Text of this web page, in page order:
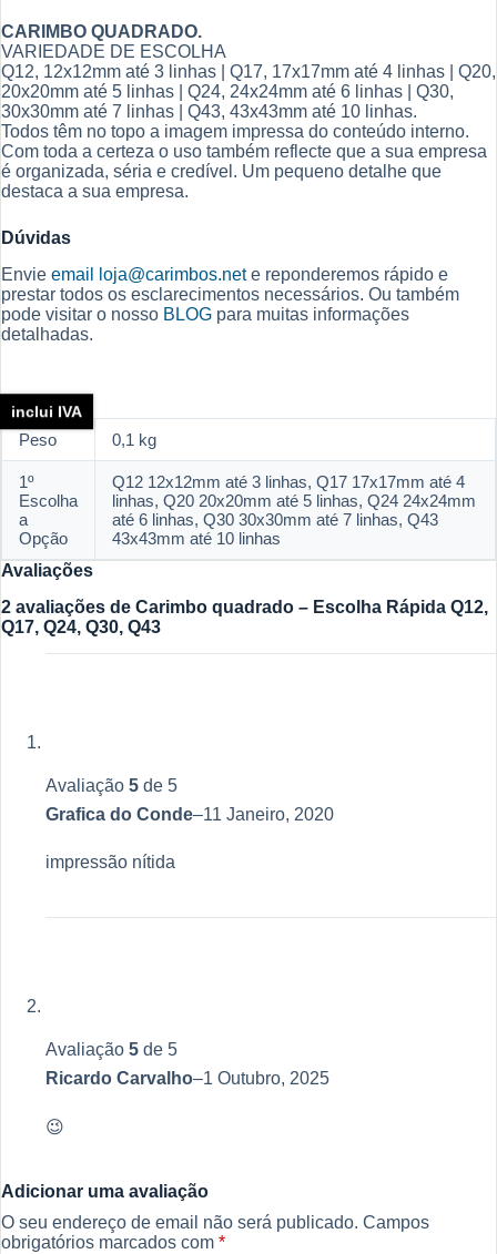
CARIMBO QUADRADO.
VARIEDADE DE ESCOLHA
Q12, 12x12mm até 3 linhas | Q17, 17x17mm até 4 linhas | Q20,
20x20mm até 5 linhas | Q24, 24x24mm até 6 linhas | Q30,
30x30mm até 7 linhas | Q43, 43x43mm até 10 linhas.
Todos têm no topo a imagem impressa do conteúdo interno.
Com toda a certeza o uso também reflecte que a sua empresa
é organizada, séria e credível. Um pequeno detalhe que
destaca a sua empresa.
Dúvidas
Envie email loja@carimbos.nete reponderemos rápido e
prestar todos os esclarecimentos necessários. Ou também
pode visitar o nosso BLOG para muitas informações
detalhadas.
Peso 0,1 kg
1º
Escolha
a
Opção
Q12 12x12mm até 3 linhas, Q17 17x17mm até 4
linhas, Q20 20x20mm até 5 linhas, Q24 24x24mm
até 6 linhas, Q30 30x30mm até 7 linhas, Q43
43x43mm até 10 linhas
Avaliações
2 avaliações de Carimbo quadrado – Escolha Rápida Q12,
Q17, Q24, Q30, Q43
Avaliação 5 de 5
Grafica do Conde–11 Janeiro, 2020
impressão nítida
Avaliação 5 de 5
Ricardo Carvalho–1 Outubro, 2025
😉
Adicionar uma avaliação
O seu endereço de email não será publicado. Campos
obrigatórios marcados com *
inclui IVA